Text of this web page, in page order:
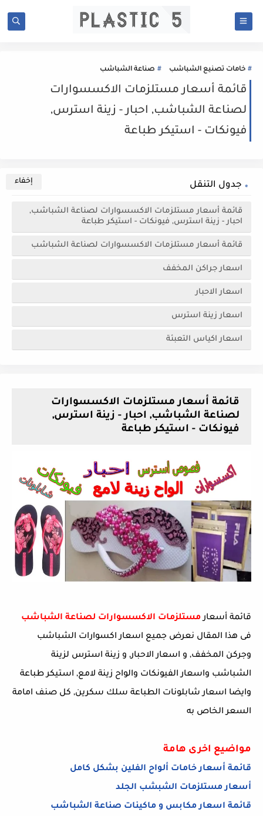
خامات تصنيع الشباشب صناعة الشباشب
قائمة أسعار مستلزمات الاكسسوارات
لصناعة الشباشب, احبار - زينة استرس,
فيونكات - استيكر طباعة
جدول التنقل
قائمة أسعار مستلزمات الاكسسوارات لصناعة الشباشب,
احبار - زينة استرس, فيونكات - استيكر طباعة
قائمة أسعار مستلزمات الاكسسوارات لصناعة الشباشب
اسعار جراكن المخفف
اسعار الاحبار
اسعار زينة استرس
اسعار اكياس التعبئة
قائمة أسعار مستلزمات الاكسسوارات
لصناعة الشباشب, احبار - زينة استرس,
فيونكات - استيكر طباعة
قائمة أسعارمستلزمات الاكسسوارات لصناعة الشباشب
فى هذا المقال نعرض جميع اسعار اكسوارات الشباشب
وجركن المخفف, و اسعار الاحبار, و زينة استرس لزينة
الشباشب واسعار الفيونكات والواح زينة لامع, استيكر طباعة
وايضا اسعار شابلونات الطباعة سلك سكرين, كل صنف امامة
السعر الخاص به
مواضيع اخرى هامة
قائمة أسعار خامات ألواح الفلين بشكل كامل
أسعار مستلزمات الشبشب الجلد
قائمة اسعار مكابس و ماكينات صناعة الشباشب